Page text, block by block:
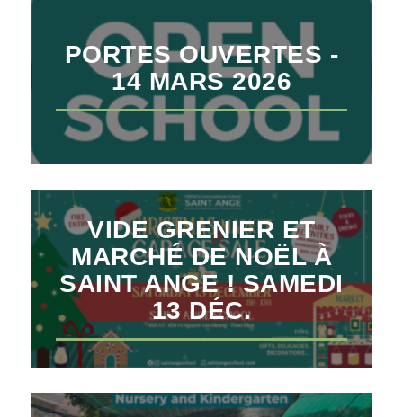
PORTES OUVERTES -
14 MARS 2026
VIDE GRENIER ET
MARCHÉ DE NOËL À
SAINT ANGE ! SAMEDI
13 DÉC.